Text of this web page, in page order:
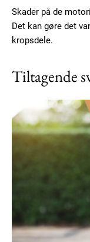
Skader på de
Det kan gøre det
kropsdele.
Tiltagende